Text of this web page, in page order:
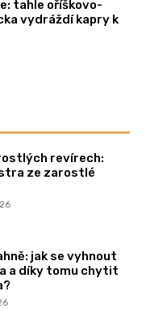
tahle oříškovo-
vydráždí kapry k
revírech:
ze zarostlé
jak se vyhnout
a díky tomu chytit